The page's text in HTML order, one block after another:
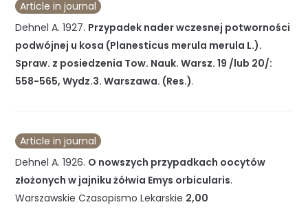
Article in journal
Dehnel A. 1927. Przypadek nader wczesnej potworności
podwójnej u kosa (Planesticus merula merula L.).
Spraw. z posiedzenia Tow. Nauk. Warsz. 19 /lub 20/:
558-565, Wydz.3. Warszawa. (Res.).
Article in journal
Dehnel A. 1926. O nowszych przypadkach oocytów
złożonych w jajniku żółwia Emys orbicularis.
Warszawskie Czasopismo Lekarskie 2,00